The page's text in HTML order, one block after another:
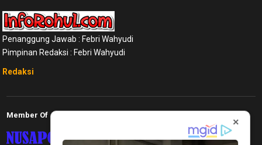
Penanggung Jawab : Febri Wahyudi
Pimpinan Redaksi : Febri Wahyudi
Redaksi
Member Of
×